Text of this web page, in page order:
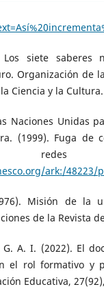
siete saberes
Organización de
Ciencia y la Cultura.
Naciones Unidas
(1999). Fuga de
redes
ark:/48223/
Misión de la
de la Revista
G. A. I. (2022). El
el rol formativo y
Educativa,